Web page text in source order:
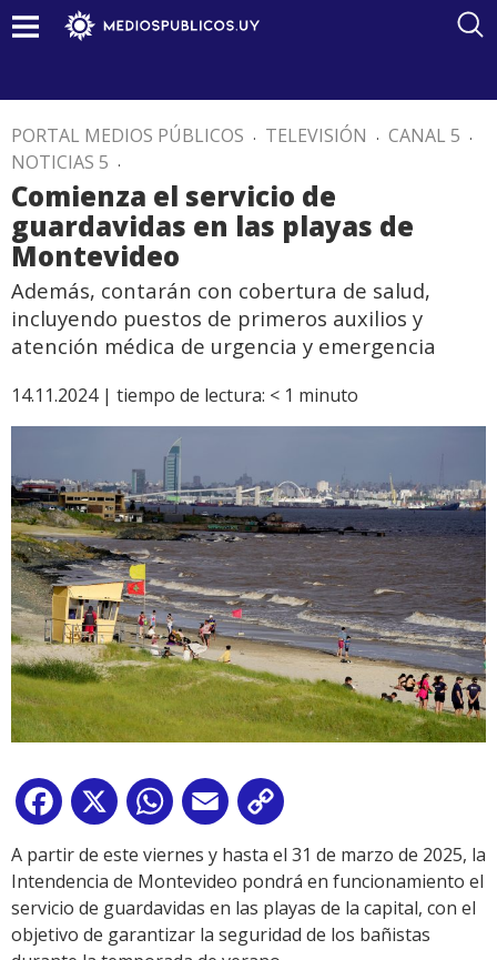
PORTAL MEDIOS PÚBLICOS . TELEVISIÓN . CANAL 5 .
NOTICIAS 5 .
Comienza el servicio de
guardavidas en las playas de
Montevideo
Además, contarán con cobertura de salud,
incluyendo puestos de primeros auxilios y
atención médica de urgencia y emergencia
14.11.2024 | tiempo de lectura: < 1 minuto
Facebook
X WhatsApp
Email
Link
A partir de este viernes y hasta el 31 de marzo de 2025, la
Intendencia de Montevideo pondrá en funcionamiento el
servicio de guardavidas en las playas de la capital, con el
objetivo de garantizar la seguridad de los bañistas